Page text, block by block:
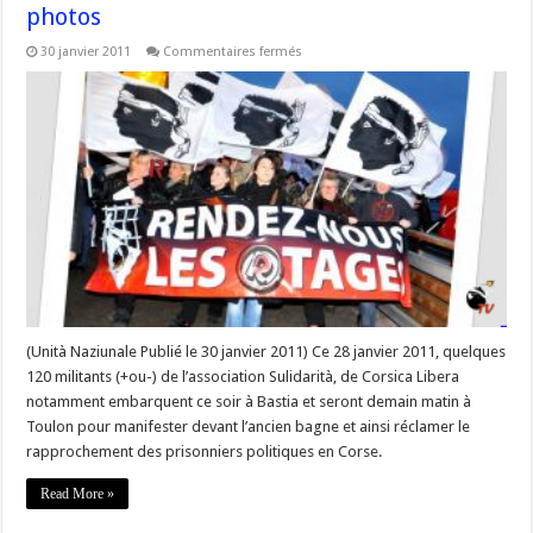
photos
30 janvier 2011 Commentaires fermés
28
au
30
janvier
2011
–
#Toulon
–
la
mobilisation
de
200
militants
en
soutien
aux
prisonniers
politiques
#Corse
Vidéo
photos
(Unità Naziunale Publié le 30 janvier 2011) Ce 28 janvier 2011, quelques
120 militants (+ou-) de l’association Sulidarità, de Corsica Libera
notamment embarquent ce soir à Bastia et seront demain matin à
Toulon pour manifester devant l’ancien bagne et ainsi réclamer le
rapprochement des prisonniers politiques en Corse.
Read More »